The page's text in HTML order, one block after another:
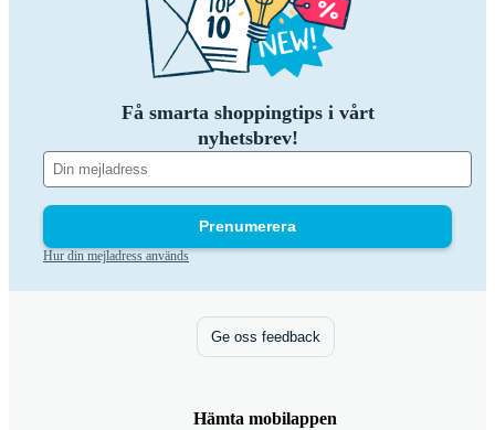
Få smarta shoppingtips i vårt
nyhetsbrev!
Prenumerera
Hur din mejladress används
Ge oss feedback
Hämta mobilappen